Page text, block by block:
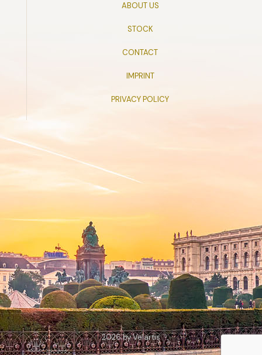
ABOUT US
STOCK
CONTACT
IMPRINT
PRIVACY POLICY
2026 by Velartis